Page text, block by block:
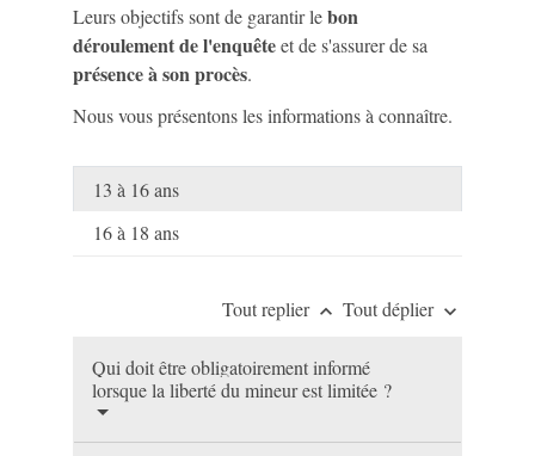
Leurs objectifs sont de garantir lebon
déroulement de l'enquêteet de s'assurer de sa
présence à son procès.
Nous vous présentons les informations à connaître.
13 à 16 ans
16 à 18 ans
Tout replier keyboard_arrow_up Tout déplier keyboard_arrow_down
Qui doit être obligatoirement informé
lorsque la liberté du mineur est limitée ?